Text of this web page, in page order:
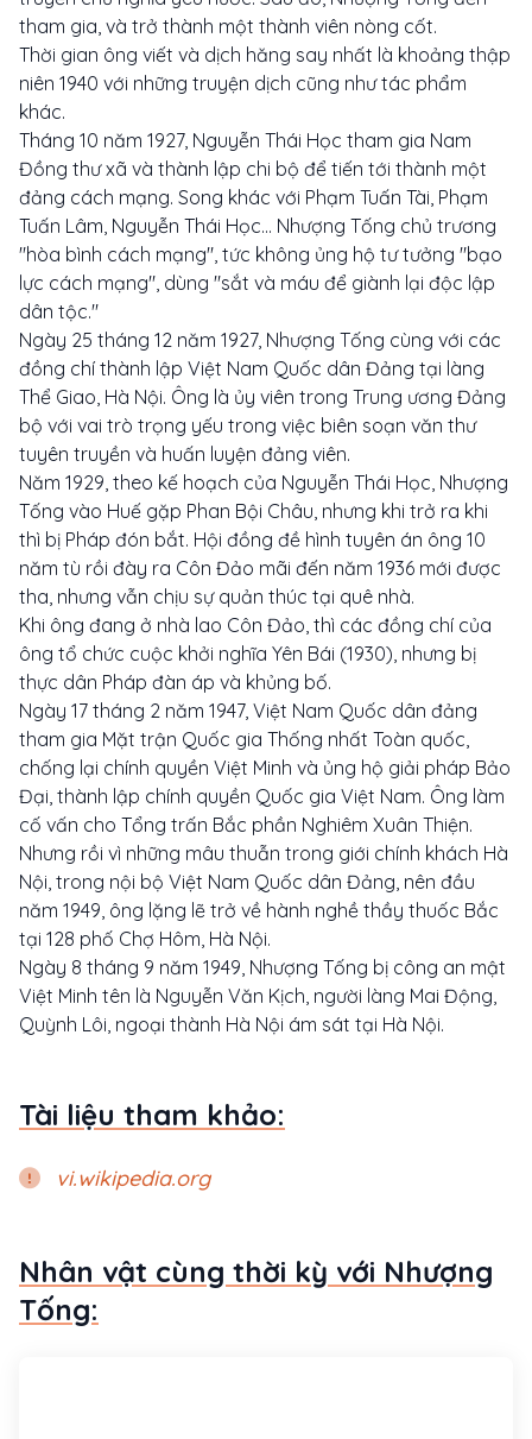
tham gia, và trở thành một thành viên nòng cốt.
Thời gian ông viết và dịch hăng say nhất là khoảng thập
niên 1940 với những truyện dịch cũng như tác phẩm
khác.
Tháng 10 năm 1927, Nguyễn Thái Học tham gia Nam
Đồng thư xã và thành lập chi bộ để tiến tới thành một
đảng cách mạng. Song khác với Phạm Tuấn Tài, Phạm
Tuấn Lâm, Nguyễn Thái Học... Nhượng Tống chủ trương
"hòa bình cách mạng", tức không ủng hộ tư tưởng "bạo
lực cách mạng", dùng "sắt và máu để giành lại độc lập
dân tộc."
Ngày 25 tháng 12 năm 1927, Nhượng Tống cùng với các
đồng chí thành lập Việt Nam Quốc dân Đảng tại làng
Thể Giao, Hà Nội. Ông là ủy viên trong Trung ương Đảng
bộ với vai trò trọng yếu trong việc biên soạn văn thư
tuyên truyền và huấn luyện đảng viên.
Năm 1929, theo kế hoạch của Nguyễn Thái Học, Nhượng
Tống vào Huế gặp Phan Bội Châu, nhưng khi trở ra khi
thì bị Pháp đón bắt. Hội đồng đề hình tuyên án ông 10
năm tù rồi đày ra Côn Đảo mãi đến năm 1936 mới được
tha, nhưng vẫn chịu sự quản thúc tại quê nhà.
Khi ông đang ở nhà lao Côn Đảo, thì các đồng chí của
ông tổ chức cuộc khởi nghĩa Yên Bái (1930), nhưng bị
thực dân Pháp đàn áp và khủng bố.
Ngày 17 tháng 2 năm 1947, Việt Nam Quốc dân đảng
tham gia Mặt trận Quốc gia Thống nhất Toàn quốc,
chống lại chính quyền Việt Minh và ủng hộ giải pháp Bảo
Đại, thành lập chính quyền Quốc gia Việt Nam. Ông làm
cố vấn cho Tổng trấn Bắc phần Nghiêm Xuân Thiện.
Nhưng rồi vì những mâu thuẫn trong giới chính khách Hà
Nội, trong nội bộ Việt Nam Quốc dân Đảng, nên đầu
năm 1949, ông lặng lẽ trở về hành nghề thầy thuốc Bắc
tại 128 phố Chợ Hôm, Hà Nội.
Ngày 8 tháng 9 năm 1949, Nhượng Tống bị công an mật
Việt Minh tên là Nguyễn Văn Kịch, người làng Mai Động,
Quỳnh Lôi, ngoại thành Hà Nội ám sát tại Hà Nội.
Tài liệu tham khảo:
vi.wikipedia.org
Nhân vật cùng thời kỳ với Nhượng
Tống: